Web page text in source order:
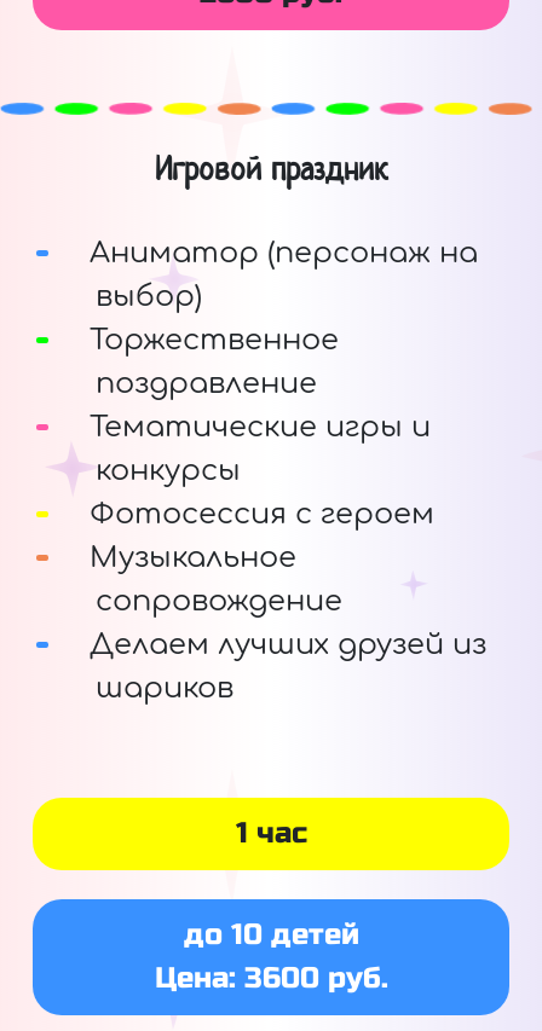
Игровой праздник
Аниматор (персонаж на
выбор)
Торжественное
поздравление
Тематические игры и
конкурсы
Фотосессия с героем
Музыкальное
сопровождение
Делаем лучших друзей из
шариков
1 час
до 10 детей
Цена: 3600 руб.